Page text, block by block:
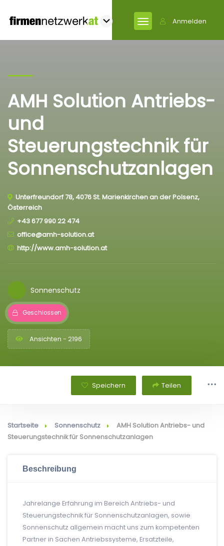
Anmelden
AMH Solution Antriebs-
und
Steuerungstechnik für
Sonnenschutzanlagen
Unterfreundorf 78, 4076 St. Marienkirchen an der Polsenz,
Österreich
+43 677 990 22 474
office@amh-solution.at
http://www.amh-solution.at
Sonnenschutz
Geschlossen
Ansichten - 2196
Speichern Teilen
Startseite Sonnenschutz
AMH Solution Antriebs- und
Steuerungstechnik für Sonnenschutzanlagen
Beschreibung
Jahrelange Erfahrung im Bereich Antriebs- und
Steuerungstechnik für Sonnenschutzanlagen, sowie
Sonnenschutz allgemein macht uns zum kompetenten
Partner in Sachen Antriebssysteme, Ersatzteile,